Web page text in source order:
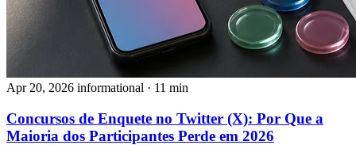
Apr 20, 2026 informational · 11 min
Concursos de Enquete no Twitter (X): Por Que a
Maioria dos Participantes Perde em 2026